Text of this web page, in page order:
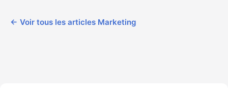
← Voir tous les articles Marketing